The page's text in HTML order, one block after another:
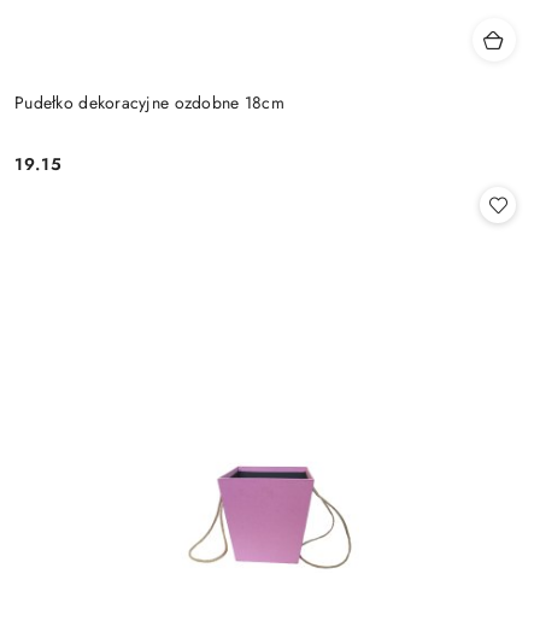
Pudełko dekoracyjne ozdobne 18cm
Cena:
19.15